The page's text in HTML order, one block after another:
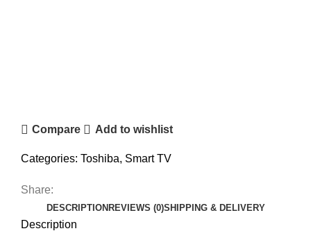
Compare Add to wishlist
Categories: Toshiba, Smart TV
Share:
DESCRIPTION REVIEWS (0)SHIPPING & DELIVERY
Description